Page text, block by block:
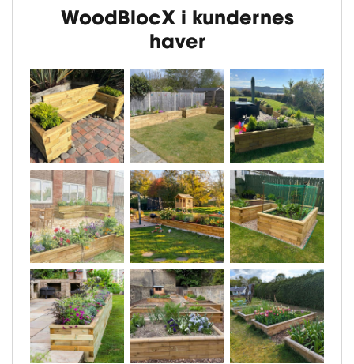
WoodBlocX i kundernes
haver